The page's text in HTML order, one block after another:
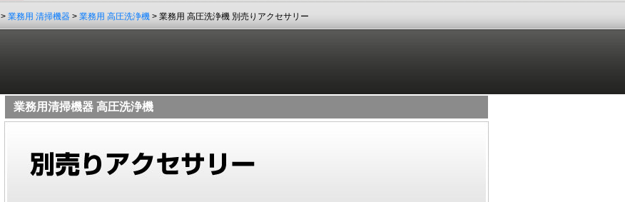
> 業務用 清掃機器 > 業務用 高圧洗浄機 > 業務用 高圧洗浄機 別売りアクセサリー
業務用清掃機器 高圧洗浄機